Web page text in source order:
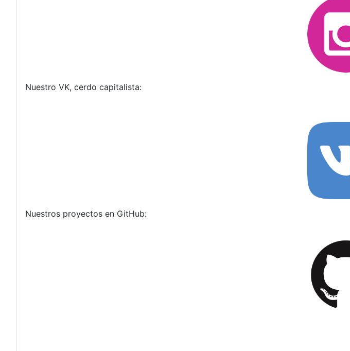
Nuestro VK, cerdo capitalista:
Nuestros proyectos en GitHub: